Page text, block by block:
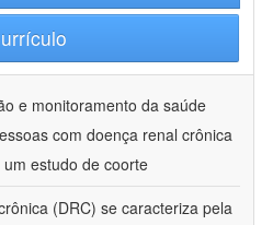
e monitoramento da saúde
com doença renal crônica
estudo de coorte
(DRC) se caracteriza pela